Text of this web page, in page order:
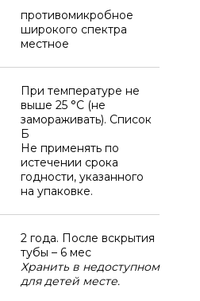
противомикробное
широкого спектра
местное
При температуре не
выше 25 °C (не
замораживать). Список
Б
Не применять по
истечении срока
годности, указанного
на упаковке.
2 года. После вскрытия
тубы – 6 мес
Хранить в недоступном
для детей месте.